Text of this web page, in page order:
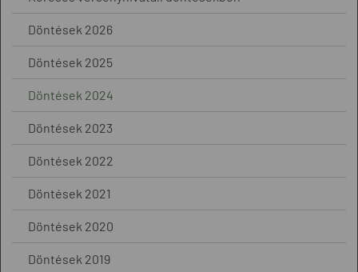
Döntések 2026
Döntések 2025
Döntések 2024
Döntések 2023
Döntések 2022
Döntések 2021
Döntések 2020
Döntések 2019